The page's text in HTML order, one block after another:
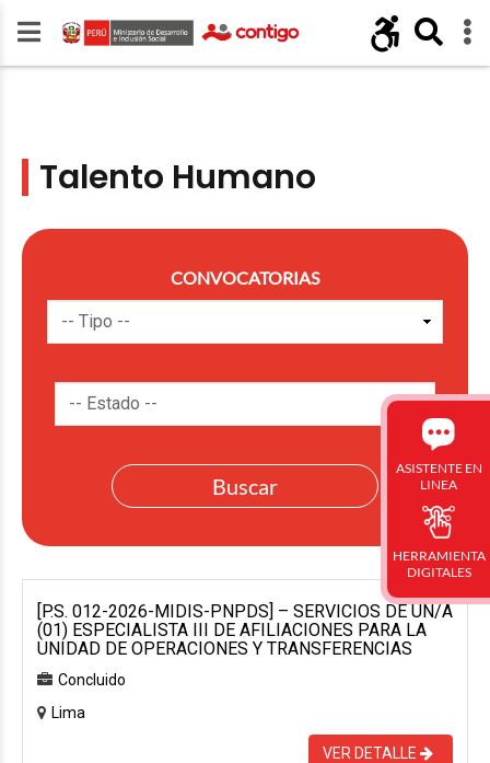
Talento Humano
CONVOCATORIAS
[P.S. 012-2026-MIDIS-PNPDS] – SERVICIOS DE UN/A
(01) ESPECIALISTA III DE AFILIACIONES PARA LA
UNIDAD DE OPERACIONES Y TRANSFERENCIAS
Concluido
Lima
VER DETALLE
ASISTENTE EN
LINEA
HERRAMIENTA
DIGITALES